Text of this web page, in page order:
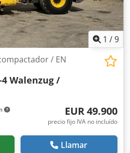
1 /9
/ EN
4 Walenzug /
EUR 49.900
precio fijo IVA no incluído
Llamar